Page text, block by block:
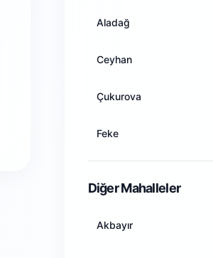
Bilecik
Bingöl
Aladağ
Ceyhan
Çukurova
Feke
Diğer Mahalleler
Akbayır